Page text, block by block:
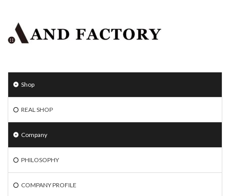
Shop
REAL SHOP
Company
PHILOSOPHY
COMPANY PROFILE